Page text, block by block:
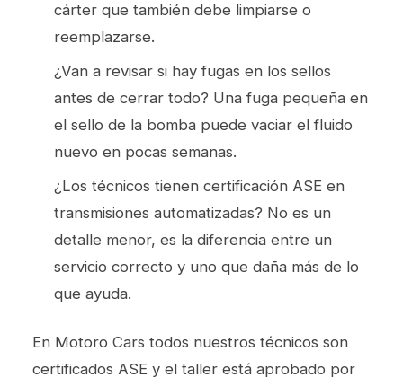
cárter que también debe limpiarse o
reemplazarse.
¿Van a revisar si hay fugas en los sellos
antes de cerrar todo? Una fuga pequeña en
el sello de la bomba puede vaciar el fluido
nuevo en pocas semanas.
¿Los técnicos tienen certificación ASE en
transmisiones automatizadas? No es un
detalle menor, es la diferencia entre un
servicio correcto y uno que daña más de lo
que ayuda.
En Motoro Cars todos nuestros técnicos son
certificados ASE y el taller está aprobado por